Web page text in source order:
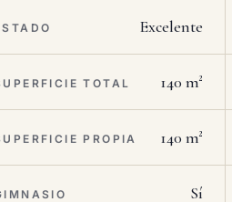
Excelente
TOTAL 140 m²
PROPIA 140 m²
Sí